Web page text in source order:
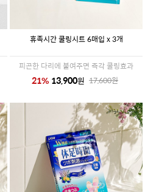
휴족시간 쿨링시트 6매입 x 3개
피곤한 다리에 붙여주면 즉각 쿨링효과
21% 13,900원 17,600원